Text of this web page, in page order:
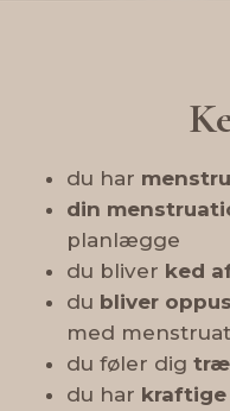
du har
din
planlægge
du bliver ked
du bliver
med
du føler dig
du har